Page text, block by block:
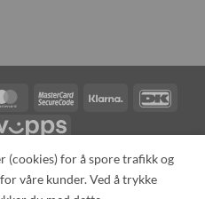
MasterCardMasterCardKlarna
Vipps
KONTAKT OSS
OM OSS
for å spore trafikk og
våre kunder. Ved å trykke